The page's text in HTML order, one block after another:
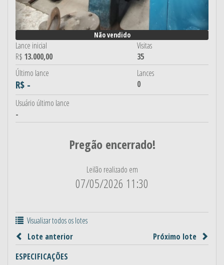
Não vendido
Lance inicial
R$ 13.000,00
Visitas
35
Último lance
R$ -
Lances
0
Usuário último lance
-
Pregão encerrado!
Leilão realizado em
07/05/2026 11:30
Visualizar todos os lotes
Lote anterior
Próximo lote
ESPECIFICAÇÕES